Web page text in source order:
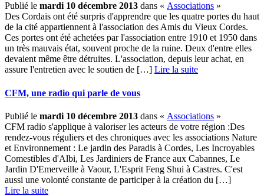
Publié le mardi 10 décembre 2013 dans « Associations »
Des Cordais ont été surpris d'apprendre que les quatre portes du haut
de la cité appartiennent à l'association des Amis du Vieux Cordes.
Ces portes ont été achetées par l'association entre 1910 et 1950 dans
un très mauvais état, souvent proche de la ruine. Deux d'entre elles
devaient même être détruites. L'association, depuis leur achat, en
assure l'entretien avec le soutien de […] ­ Lire la suite
CFM, une radio qui parle de vous
Publié le mardi 10 décembre 2013 dans « Associations »
CFM radio s'applique à valoriser les acteurs de votre région :Des
rendez-vous réguliers et des chroniques avec les associations Nature
et Environnement : Le jardin des Paradis à Cordes, Les Incroyables
Comestibles d'Albi, Les Jardiniers de France aux Cabannes, Le
Jardin D'Emerveille à Vaour, L'Esprit Feng Shui à Castres. C'est
aussi une volonté constante de participer à la création du […] ­
Lire la suite